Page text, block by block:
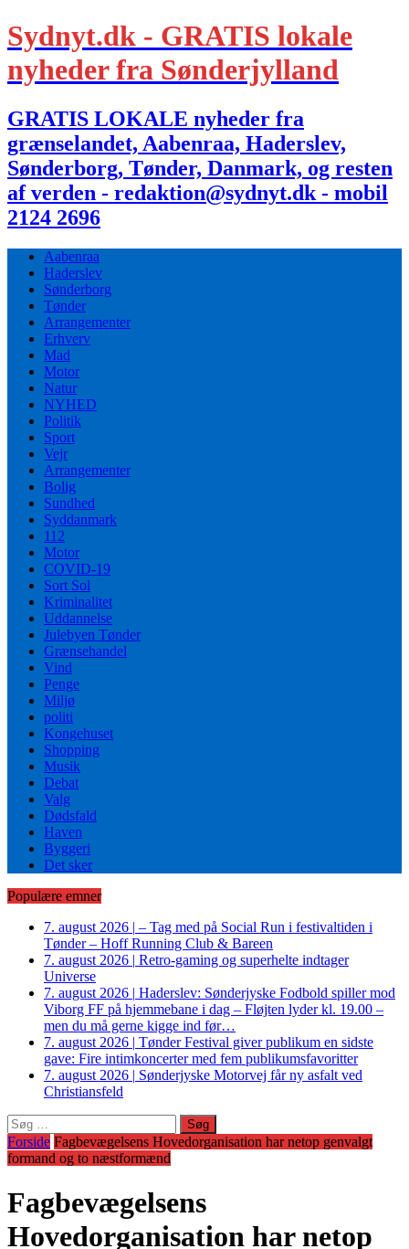
Sydnyt.dk - GRATIS lokale
nyheder fra Sønderjylland
GRATIS LOKALE nyheder fra
grænselandet, Aabenraa, Haderslev,
Sønderborg, Tønder, Danmark, og resten
af verden - redaktion@sydnyt.dk - mobil
2124 2696
Aabenraa
Haderslev
Sønderborg
Tønder
Arrangementer
Erhverv
Mad
Motor
Natur
NYHED
Politik
Sport
Vejr
Arrangementer
Bolig
Sundhed
Syddanmark
112
Motor
COVID-19
Sort Sol
Kriminalitet
Uddannelse
Julebyen Tønder
Grænsehandel
Vind
Penge
Miljø
politi
Kongehuset
Shopping
Musik
Debat
Valg
Dødsfald
Haven
Byggeri
Det sker
Populære emner
7. august 2026 | – Tag med på Social Run i festivaltiden i
Tønder – Hoff Running Club & Bareen
7. august 2026 | Retro-gaming og superhelte indtager
Universe
7. august 2026 | Haderslev: Sønderjyske Fodbold spiller mod
Viborg FF på hjemmebane i dag – Fløjten lyder kl. 19.00 –
men du må gerne kigge ind før…
7. august 2026 | Tønder Festival giver publikum en sidste
gave: Fire intimkoncerter med fem publikumsfavoritter
7. august 2026 | Sønderjyske Motorvej får ny asfalt ved
Christiansfeld
Søg
efter:
Forside Fagbevægelsens Hovedorganisation har netop genvalgt
formand og to næstformænd
Fagbevægelsens
Hovedorganisation har netop